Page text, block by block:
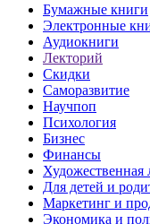
Бумажные книги
Электронные
Аудиокниги
Лекторий
Скидки
Саморазвитие
Научпоп
Психология
Бизнес
Финансы
Художественная
Для детей и
Маркетинг и
Экономика и